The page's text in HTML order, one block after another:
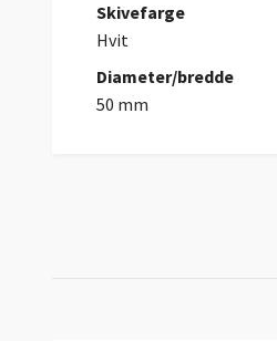
Skivefarge
Hvit
Diameter/bredde
50 mm